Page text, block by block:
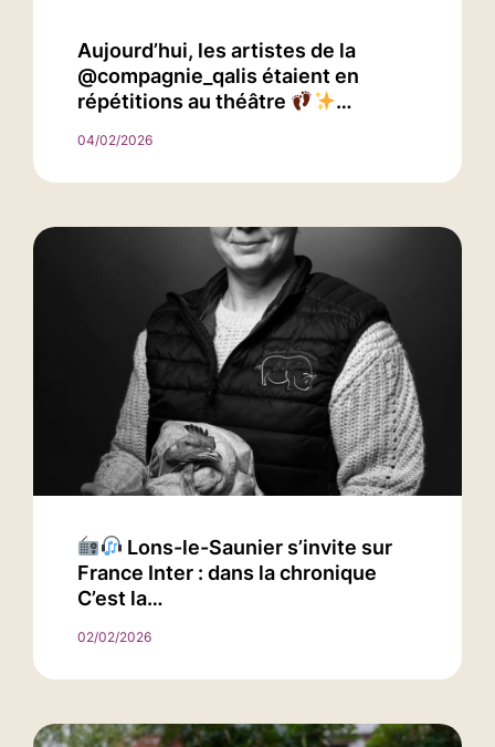
Aujourd’hui, les artistes de la
@compagnie_qalis étaient en
répétitions au théâtre
…
04/02/2026
Lons-le-Saunier s’invite sur
France Inter : dans la chronique
C’est la…
02/02/2026